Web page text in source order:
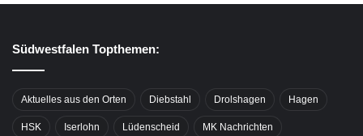
Südwestfalen Topthemen:
Aktuelles aus den Orten Diebstahl Drolshagen Hagen
HSK Iserlohn Lüdenscheid MK Nachrichten